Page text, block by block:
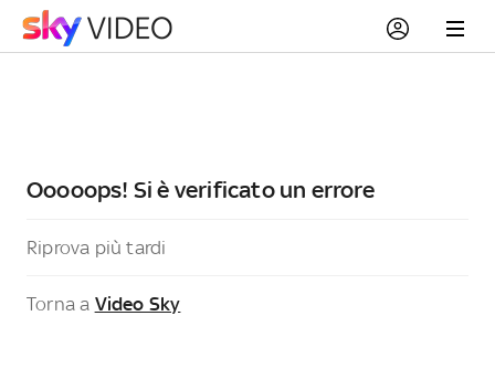
Ooooops! Si è verificato un errore
Riprova più tardi
Torna a Video Sky